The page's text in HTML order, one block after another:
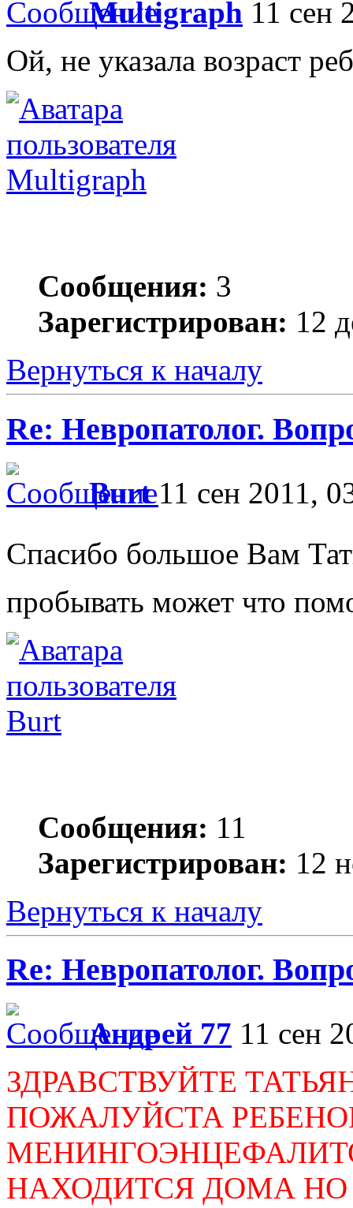
Multigraph 11 сен
Ой, не указала возраст
Multigraph
Сообщения: 3
Зарегистрирован: 12
Вернуться к началу
Re: Невропатолог.
Burt11 сен 2011,
Спасибо большое Вам
пробывать может что
Burt
Сообщения: 11
Зарегистрирован: 12
Вернуться к началу
Re: Невропатолог.
Андрей 77 11 сен
ЗДРАВСТВУЙТЕ
ПОЖАЛУЙСТА
НАХОДИТСЯ ДОМА НО